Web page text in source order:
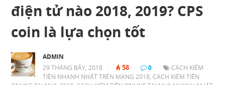
điện tử nào 2018, 2019? CPS
coin là lựa chọn tốt
ADMIN
29 THÁNG BẢY, 2018
58 0
CÁCH KIẾM
TIỀN NHANH NHẤT TRÊN MẠNG 2018,CÁCH KIẾM TIỀN